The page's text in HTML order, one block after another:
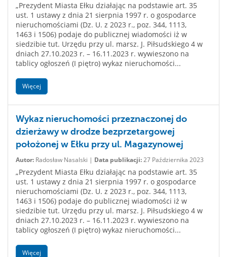
„Prezydent Miasta Ełku działając na podstawie art. 35
ust. 1 ustawy z dnia 21 sierpnia 1997 r. o gospodarce
nieruchomościami (Dz. U. z 2023 r., poz. 344, 1113,
1463 i 1506) podaje do publicznej wiadomości iż w
siedzibie tut. Urzędu przy ul. marsz. J. Piłsudskiego 4 w
dniach 27.10.2023 r. – 16.11.2023 r. wywieszono na
tablicy ogłoszeń (I piętro) wykaz nieruchomości...
Więcej
Wykaz nieruchomości przeznaczonej do
dzierżawy w drodze bezprzetargowej
położonej w Ełku przy ul. Magazynowej
Autor: Radosław Nasalski | Data publikacji:27 Października 2023
„Prezydent Miasta Ełku działając na podstawie art. 35
ust. 1 ustawy z dnia 21 sierpnia 1997 r. o gospodarce
nieruchomościami (Dz. U. z 2023 r., poz. 344, 1113,
1463 i 1506) podaje do publicznej wiadomości iż w
siedzibie tut. Urzędu przy ul. marsz. J. Piłsudskiego 4 w
dniach 27.10.2023 r. – 16.11.2023 r. wywieszono na
tablicy ogłoszeń (I piętro) wykaz nieruchomości...
Więcej